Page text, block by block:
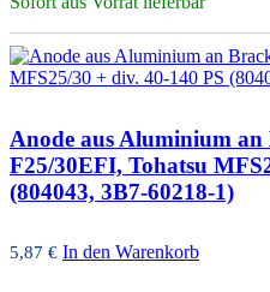
Anode aus Aluminium
F25/30EFI, Tohatsu
(804043, 3B7-60218-1)
5,87 € In den Warenkorb